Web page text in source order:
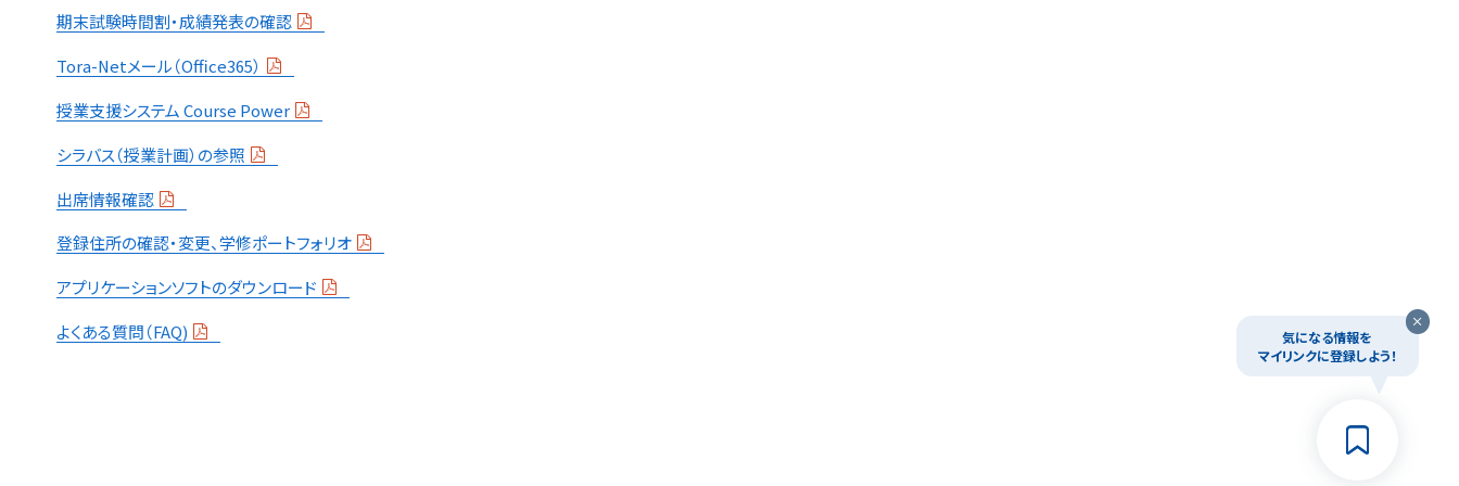
期末試験時間割・成績発表の確認
Tora-Netメール（Office365）
授業支援システム Course Power
シラバス（授業計画）の参照
出席情報確認
登録住所の確認・変更、学修ポートフォリオ
アプリケーションソフトのダウンロード
よくある質問（FAQ)
気になる情報を
マイリンクに登録しよう！